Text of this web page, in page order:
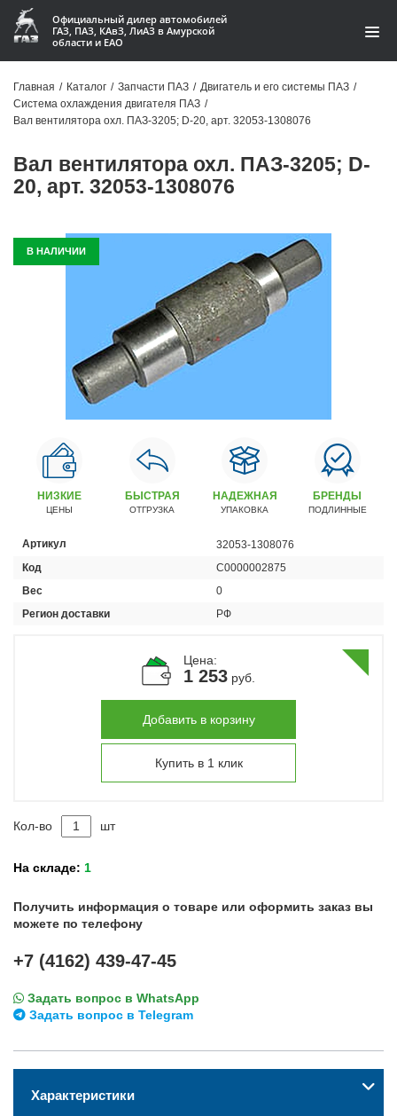
Официальный дилер автомобилей
ГАЗ, ПАЗ, КАвЗ, ЛиАЗ в Амурской
области и ЕАО
Акции
О компании
Контакты
Доставка
Автомобили
Автомобили
+7 (4162) 22-95-09
Запчасти
+7 (4162) 22-95-79
Сервисный центр
+7 (4162) 22–95–69
График работы: ПН-ПТ с 8.30 до 18.00 (+6 по МСК)
График работы сервис: ПН-СБ с 8.30 до 20.00
Главная / Каталог / Запчасти ПАЗ / Двигатель и его системы ПАЗ /
Система охлаждения двигателя ПАЗ /
Вал вентилятора охл. ПАЗ-3205; D-20, арт. 32053-1308076
Вал вентилятора охл. ПАЗ-3205; D-
20, арт. 32053-1308076
В НАЛИЧИИ
НИЗКИЕ
ЦЕНЫ
БЫСТРАЯ
ОТГРУЗКА
НАДЕЖНАЯ
УПАКОВКА
БРЕНДЫ
ПОДЛИННЫЕ
Артикул
32053-1308076
Код
С0000002875
Вес
0
Регион доставки
РФ
Цена:
1 253 руб.
Добавить в корзину
Купить в 1 клик
Кол-во шт
На складе: 1
Получить информация о товаре или оформить заказ вы
можете по телефону
+7 (4162) 439-47-45
Задать вопрос в WhatsApp
Задать вопрос в Telegram
Характеристики